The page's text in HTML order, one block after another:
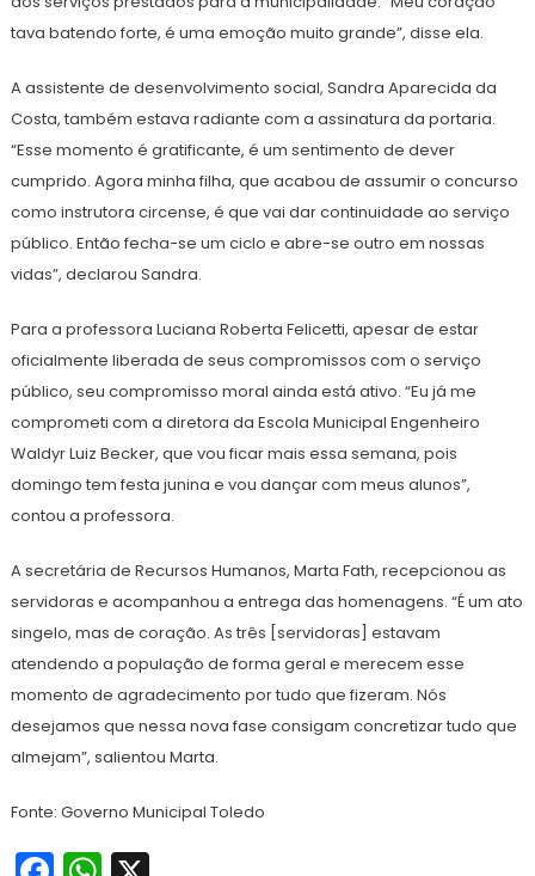
tava batendo forte, é uma emoção muito grande”, disse ela.
A assistente de desenvolvimento social, Sandra Aparecida da
Costa, também estava radiante com a assinatura da portaria.
“Esse momento é gratificante, é um sentimento de dever
cumprido. Agora minha filha, que acabou de assumir o concurso
como instrutora circense, é que vai dar continuidade ao serviço
público. Então fecha-se um ciclo e abre-se outro em nossas
vidas”, declarou Sandra.
Para a professora Luciana Roberta Felicetti, apesar de estar
oficialmente liberada de seus compromissos com o serviço
público, seu compromisso moral ainda está ativo. “Eu já me
comprometi com a diretora da Escola Municipal Engenheiro
Waldyr Luiz Becker, que vou ficar mais essa semana, pois
domingo tem festa junina e vou dançar com meus alunos”,
contou a professora.
A secretária de Recursos Humanos, Marta Fath, recepcionou as
servidoras e acompanhou a entrega das homenagens. “É um ato
singelo, mas de coração. As três [servidoras] estavam
atendendo a população de forma geral e merecem esse
momento de agradecimento por tudo que fizeram. Nós
desejamos que nessa nova fase consigam concretizar tudo que
almejam”, salientou Marta.
Fonte: Governo Municipal Toledo